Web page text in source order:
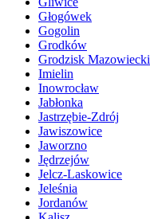
Głogówek
Gogolin
Grodków
Grodzisk Mazowiecki
Imielin
Inowrocław
Jabłonka
Jastrzębie-Zdrój
Jawiszowice
Jaworzno
Jędrzejów
Jelcz-Laskowice
Jeleśnia
Jordanów